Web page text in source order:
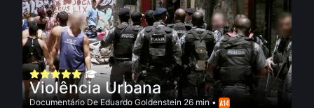
Violência Urbana
DocumentárioDeEduardo Goldenstein 26 min •